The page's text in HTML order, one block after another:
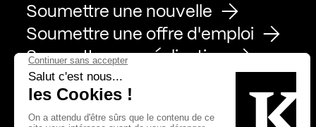
Soumettre une nouvelle
Soumettre une offre d'emploi
Soumettre une réalisation